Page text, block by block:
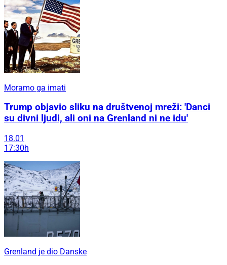
Moramo ga imati
Trump objavio sliku na društvenoj mreži: 'Danci
su divni ljudi, ali oni na Grenland ni ne idu'
18.01
17:30h
Grenland je dio Danske